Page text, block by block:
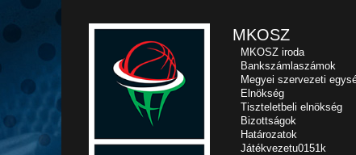
MKOSZ
MKOSZ iroda
Bankszámlaszámok
Megyei szervezeti
Elnökség
Tiszteletbeli elnökség
Bizottságok
Határozatok
Játékvezetu0151k